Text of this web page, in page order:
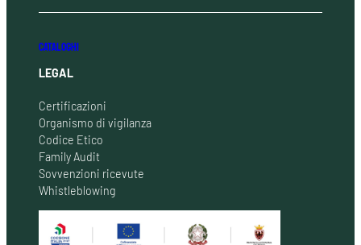
CATALOGHI
LEGAL
Certificazioni
Organismo di vigilanza
Codice Etico
Family Audit
Sovvenzioni ricevute
Whistleblowing